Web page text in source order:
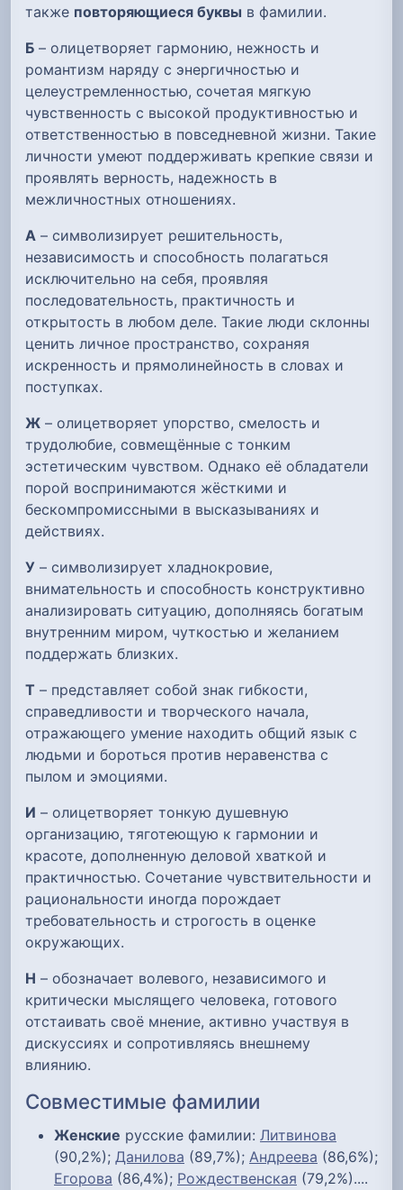
также повторяющиеся буквы в фамилии.
Б – олицетворяет гармонию, нежность и
романтизм наряду с энергичностью и
целеустремленностью, сочетая мягкую
чувственность с высокой продуктивностью и
ответственностью в повседневной жизни. Такие
личности умеют поддерживать крепкие связи и
проявлять верность, надежность в
межличностных отношениях.
А – символизирует решительность,
независимость и способность полагаться
исключительно на себя, проявляя
последовательность, практичность и
открытость в любом деле. Такие люди склонны
ценить личное пространство, сохраняя
искренность и прямолинейность в словах и
поступках.
Ж – олицетворяет упорство, смелость и
трудолюбие, совмещённые с тонким
эстетическим чувством. Однако её обладатели
порой воспринимаются жёсткими и
бескомпромиссными в высказываниях и
действиях.
У – символизирует хладнокровие,
внимательность и способность конструктивно
анализировать ситуацию, дополняясь богатым
внутренним миром, чуткостью и желанием
поддержать близких.
Т – представляет собой знак гибкости,
справедливости и творческого начала,
отражающего умение находить общий язык с
людьми и бороться против неравенства с
пылом и эмоциями.
И – олицетворяет тонкую душевную
организацию, тяготеющую к гармонии и
красоте, дополненную деловой хваткой и
практичностью. Сочетание чувствительности и
рациональности иногда порождает
требовательность и строгость в оценке
окружающих.
Н – обозначает волевого, независимого и
критически мыслящего человека, готового
отстаивать своё мнение, активно участвуя в
дискуссиях и сопротивляясь внешнему
влиянию.
Совместимые фамилии
Женские русские фамилии: Литвинова
(90,2%); Данилова (89,7%); Андреева (86,6%);
Егорова (86,4%); Рождественская (79,2%)....